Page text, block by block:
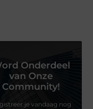
Onderdeel
van Onze
Community!
je vandaag nog